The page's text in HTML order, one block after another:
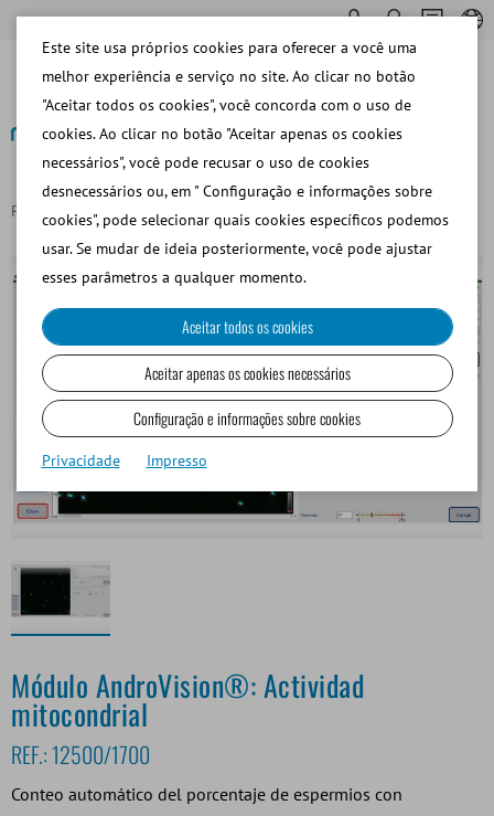
Página principal Módulo AndroVision®: Actividad mitocondrial
Voltar
Módulo AndroVision®: Actividad
mitocondrial
REF.: 12500/1700
Conteo automático del porcentaje de espermios con
Este site usa próprios cookies para oferecer a você uma
melhor experiência e serviço no site. Ao clicar no botão
"Aceitar todos os cookies", você concorda com o uso de
cookies. Ao clicar no botão "Aceitar apenas os cookies
necessários", você pode recusar o uso de cookies
desnecessários ou, em " Configuração e informações sobre
cookies", pode selecionar quais cookies específicos podemos
usar. Se mudar de ideia posteriormente, você pode ajustar
esses parâmetros a qualquer momento.
Aceitar todos os cookies
Aceitar apenas os cookies necessários
Configuração e informações sobre cookies
Privacidade Impresso